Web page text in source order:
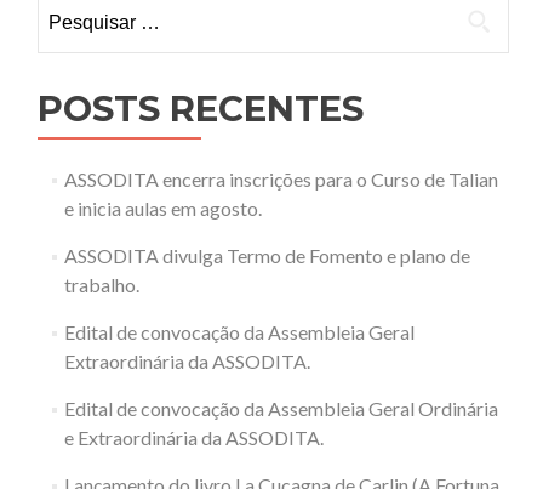
por:
POSTS RECENTES
ASSODITA encerra inscrições para o Curso de Talian
e inicia aulas em agosto.
ASSODITA divulga Termo de Fomento e plano de
trabalho.
Edital de convocação da Assembleia Geral
Extraordinária da ASSODITA.
Edital de convocação da Assembleia Geral Ordinária
e Extraordinária da ASSODITA.